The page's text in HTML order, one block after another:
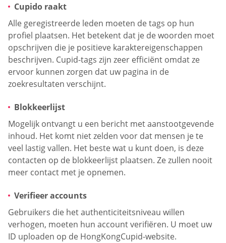
Cupido raakt
Alle geregistreerde leden moeten de tags op hun
profiel plaatsen. Het betekent dat je de woorden moet
opschrijven die je positieve karaktereigenschappen
beschrijven. Cupid-tags zijn zeer efficiënt omdat ze
ervoor kunnen zorgen dat uw pagina in de
zoekresultaten verschijnt.
Blokkeerlijst
Mogelijk ontvangt u een bericht met aanstootgevende
inhoud. Het komt niet zelden voor dat mensen je te
veel lastig vallen. Het beste wat u kunt doen, is deze
contacten op de blokkeerlijst plaatsen. Ze zullen nooit
meer contact met je opnemen.
Verifieer accounts
Gebruikers die het authenticiteitsniveau willen
verhogen, moeten hun account verifiëren. U moet uw
ID uploaden op de HongKongCupid-website.